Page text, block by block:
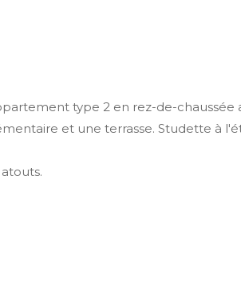
type 2 en rez-de-
et une terrasse. Studette à